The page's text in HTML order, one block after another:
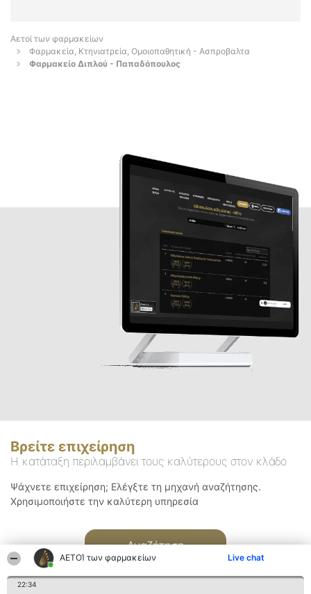
ΑΕΤΟΊ των φαρμακείων Live chat
22:34
Αετοί των φαρμακείων
Φαρμακεία, Κτηνιατρεία, Ομοιοπαθητική - Ασπροβαλτα
Φαρμακείο Διπλού - Παπαδόπουλος
Βρείτε επιχείρηση
Η κατάταξη περιλαμβάνει τους καλύτερους στον κλάδο
Ψάχνετε επιχείρηση; Ελέγξτε τη μηχανή αναζήτησης.
Χρησιμοποιήστε την καλύτερη υπηρεσία
Αναζήτηση